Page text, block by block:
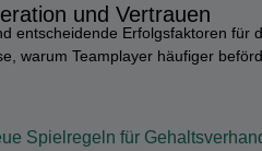
und Vertrauen
entscheidende Erfolgsfaktoren für
warum Teamplayer häufiger